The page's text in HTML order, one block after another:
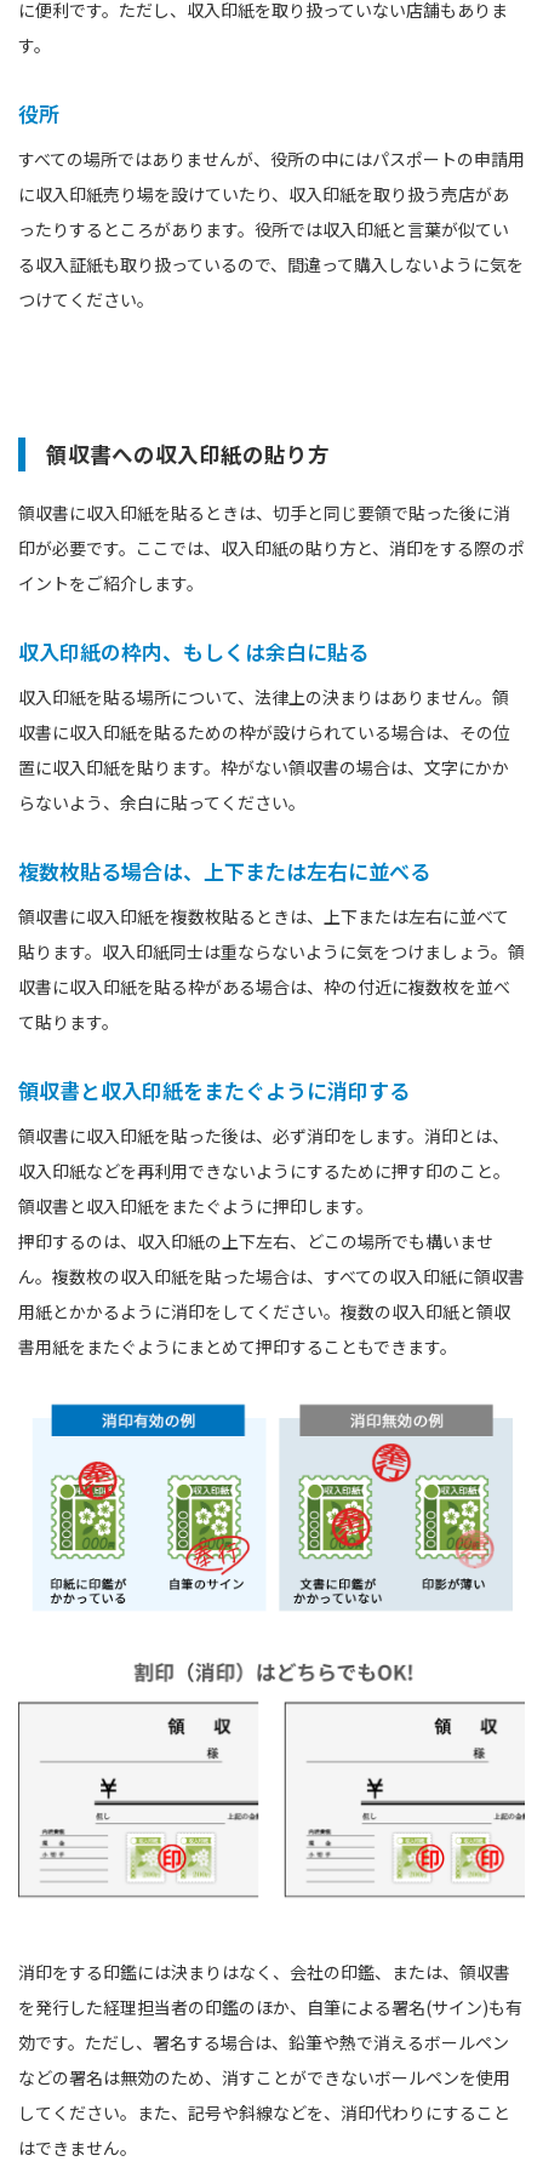
に便利です。ただし、収入印紙を取り扱っていない店舗もありま
す。
役所
すべての場所ではありませんが、役所の中にはパスポートの申請用
に収入印紙売り場を設けていたり、収入印紙を取り扱う売店があ
ったりするところがあります。役所では収入印紙と言葉が似てい
る収入証紙も取り扱っているので、間違って購入しないように気を
つけてください。
領収書への収入印紙の貼り方
領収書に収入印紙を貼るときは、切手と同じ要領で貼った後に消
印が必要です。ここでは、収入印紙の貼り方と、消印をする際のポ
イントをご紹介します。
収入印紙の枠内、もしくは余白に貼る
収入印紙を貼る場所について、法律上の決まりはありません。領
収書に収入印紙を貼るための枠が設けられている場合は、その位
置に収入印紙を貼ります。枠がない領収書の場合は、文字にかか
らないよう、余白に貼ってください。
複数枚貼る場合は、上下または左右に並べる
領収書に収入印紙を複数枚貼るときは、上下または左右に並べて
貼ります。収入印紙同士は重ならないように気をつけましょう。領
収書に収入印紙を貼る枠がある場合は、枠の付近に複数枚を並べ
て貼ります。
領収書と収入印紙をまたぐように消印する
領収書に収入印紙を貼った後は、必ず消印をします。消印とは、
収入印紙などを再利用できないようにするために押す印のこと。
領収書と収入印紙をまたぐように押印します。
押印するのは、収入印紙の上下左右、どこの場所でも構いませ
ん。複数枚の収入印紙を貼った場合は、すべての収入印紙に領収書
用紙とかかるように消印をしてください。複数の収入印紙と領収
書用紙をまたぐようにまとめて押印することもできます。
消印をする印鑑には決まりはなく、会社の印鑑、または、領収書
を発行した経理担当者の印鑑のほか、自筆による署名(サイン)も有
効です。ただし、署名する場合は、鉛筆や熱で消えるボールペン
などの署名は無効のため、消すことができないボールペンを使用
してください。また、記号や斜線などを、消印代わりにすること
はできません。